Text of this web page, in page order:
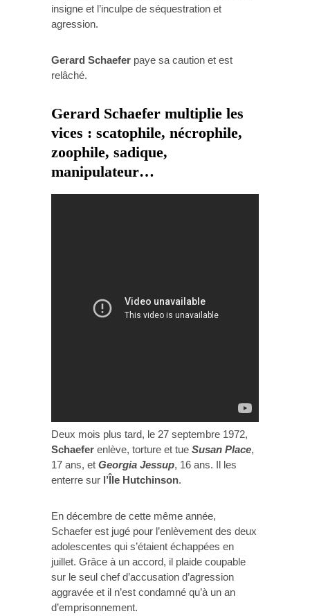
insigne et l’inculpe de séquestration et
agression.
Gerard Schaefer paye sa caution et est
relâché.
Gerard Schaefer multiplie les
vices : scatophile, nécrophile,
zoophile, sadique,
manipulateur…
Deux mois plus tard, le 27 septembre 1972,
Schaefer enlève, torture et tue Susan Place,
17 ans, et Georgia Jessup, 16 ans. Il les
enterre sur l’Île Hutchinson.
En décembre de cette même année,
Schaefer est jugé pour l’enlèvement des deux
adolescentes qui s’étaient échappées en
juillet. Grâce à un accord, il plaide coupable
sur le seul chef d’accusation d’agression
aggravée et il n’est condamné qu’à un an
d’emprisonnement.